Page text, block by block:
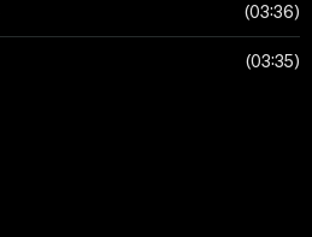
03:36
03:35